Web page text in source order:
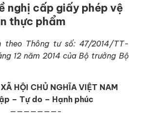
nghị cấp giấy phép vệ
thực phẩm
theo Thông tư số: 47/2014/TT-
12 năm 2014 của Bộ trưởng Bộ
HỘI CHỦ NGHĨA VIỆT NAM
– Tự do – Hạnh phúc
———————-